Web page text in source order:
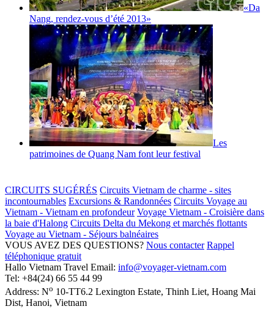
«Da
Nang, rendez-vous d’été 2013»
Les
patrimoines de Quang Nam font leur festival
CIRCUITS SUGÉRÉS Circuits Vietnam de charme - sites
incontournables Excursions & Randonnées Circuits Voyage au
Vietnam - Vietnam en profondeur Voyage Vietnam - Croisière dans
la baie d'Halong Circuits Delta du Mekong et marchés flottants
Voyage au Vietnam - Séjours balnéaires
VOUS AVEZ DES QUESTIONS? Nous contacter Rappel
téléphonique gratuit
Hallo Vietnam Travel Email: info@voyager-vietnam.com
Tel: +84(24) 66 55 44 99
Address: No 10-TT6.2 Lexington Estate, Thinh Liet, Hoang Mai
Dist, Hanoi, Vietnam